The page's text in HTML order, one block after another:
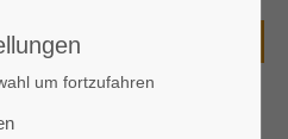
um fortzufahren